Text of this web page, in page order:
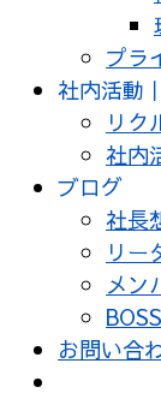
プラ
社内活動
リク
社内
ブログ
社長
リー
メン
お問い合